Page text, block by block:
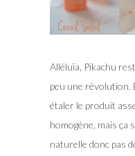
Alléluïa, Pikachu
peu une révolution.
étaler le produit
homogène, mais ça
naturelle donc pas